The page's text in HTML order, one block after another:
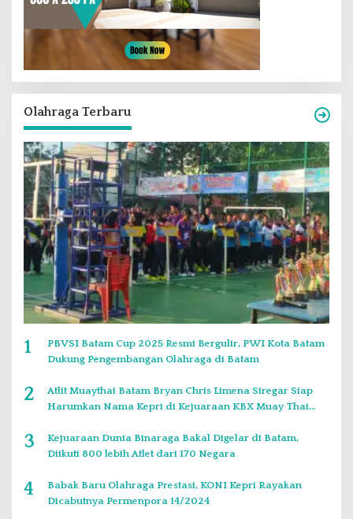
Olahraga Terbaru
1
PBVSI Batam Cup 2025 Resmi Bergulir, PWI Kota Batam
Dukung Pengembangan Olahraga di Batam
2
Atlit Muaythai Batam Bryan Chris Limena Siregar Siap
Harumkan Nama Kepri di Kejuaraan KBX Muay Thai
3
Kejuaraan Dunia Binaraga Bakal Digelar di Batam,
Diikuti 800 lebih Atlet dari 170 Negara
4
Babak Baru Olahraga Prestasi, KONI Kepri Rayakan
Dicabutnya Permenpora 14/2024